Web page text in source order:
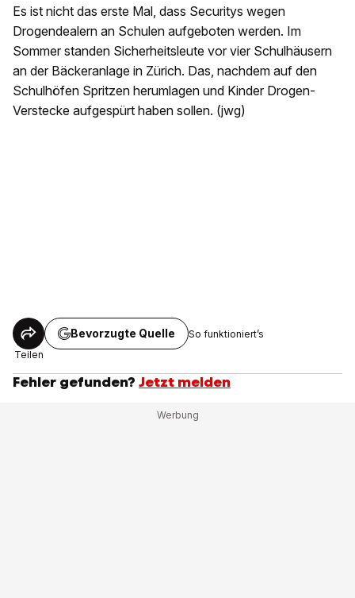
Es ist nicht das erste Mal, dass Securitys wegen
Drogendealern an Schulen aufgeboten werden. Im
Sommer standen Sicherheitsleute vor vier Schulhäusern
an der Bäckeranlage in Zürich. Das, nachdem auf den
Schulhöfen Spritzen herumlagen und Kinder Drogen-
Verstecke aufgespürt haben sollen. (jwg)
Teilen
Bevorzugte Quelle So funktioniert’s
Fehler gefunden? Jetzt melden